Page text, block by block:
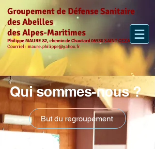
Groupement de Défense Sanitaire
des Abeilles
des Alpes-Maritimes
Philippe MAURE 82, chemin de Chautard 06530 SAINT CEZAIRE
Courriel : maure.philippe@yahoo.fr
Qui sommes-nous ?
But du regroupement